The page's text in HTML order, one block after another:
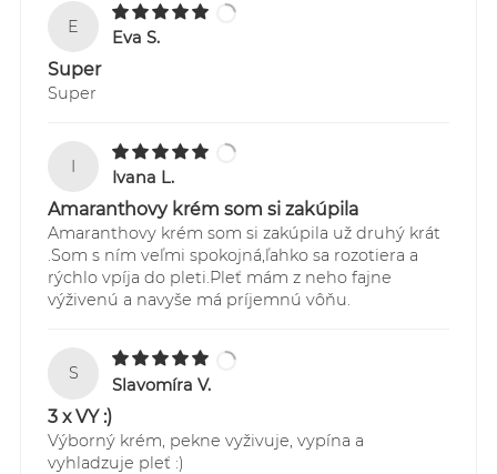
E
Eva S.
Super
Super
I
Ivana L.
Amaranthovy krém som si zakúpila
Amaranthovy krém som si zakúpila už druhý krát
.Som s ním veľmi spokojná,ľahko sa rozotiera a
rýchlo vpíja do pleti.Pleť mám z neho fajne
výživenú a navyše má príjemnú vôňu.
S
Slavomíra V.
3 x VY :)
Výborný krém, pekne vyživuje, vypína a
vyhladzuje pleť :)